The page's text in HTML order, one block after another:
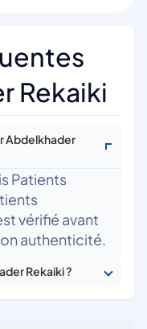
Rekaiki
Abdelkhader
Patients
vérifié avant
authenticité.
Rekaiki ?